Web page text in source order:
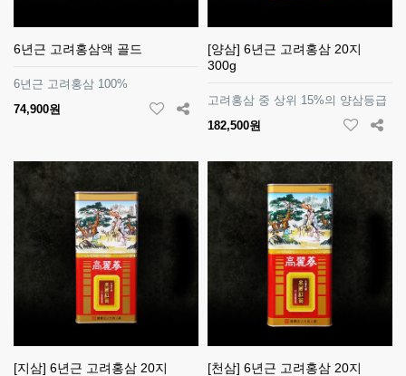
6년근 고려홍삼액 골드
6년근 고려홍삼 100%
74,900원
[양삼] 6년근 고려홍삼 20지
300g
고려홍삼 중 상위 15%의 양삼등급
182,500원
[지삼] 6년근 고려홍삼 20지
[천삼] 6년근 고려홍삼 20지